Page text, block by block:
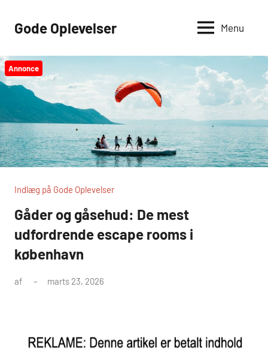
Gode Oplevelser Menu
Annonce
Indlæg på Gode Oplevelser
Gåder og gåsehud: De mest
udfordrende escape rooms i
københavn
af marts 23, 2026